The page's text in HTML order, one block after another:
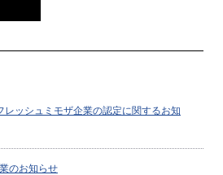
レッシュミモザ企業の認定に関するお知
のお知らせ